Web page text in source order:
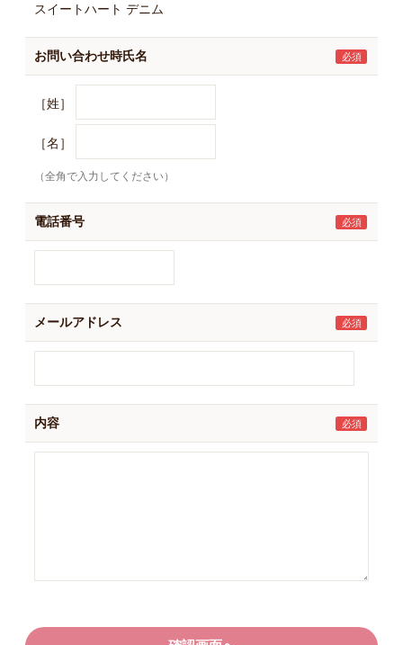
スイートハート デニム
お問い合わせ時氏名
［姓］
［名］
（全角で入力してください）
電話番号
メールアドレス
内容